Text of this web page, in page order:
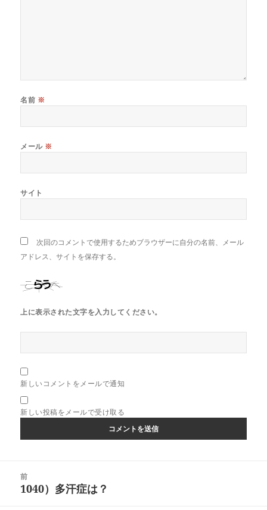
名前 ※
メール ※
サイト
次回のコメントで使用するためブラウザーに自分の名前、メール
アドレス、サイトを保存する。
上に表示された文字を入力してください。
新しいコメントをメールで通知
新しい投稿をメールで受け取る
前
前
1040）多汗症は？